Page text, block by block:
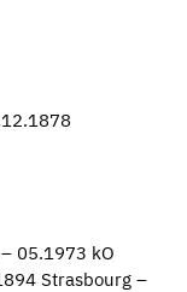
05.1973 kO
Strasbourg –